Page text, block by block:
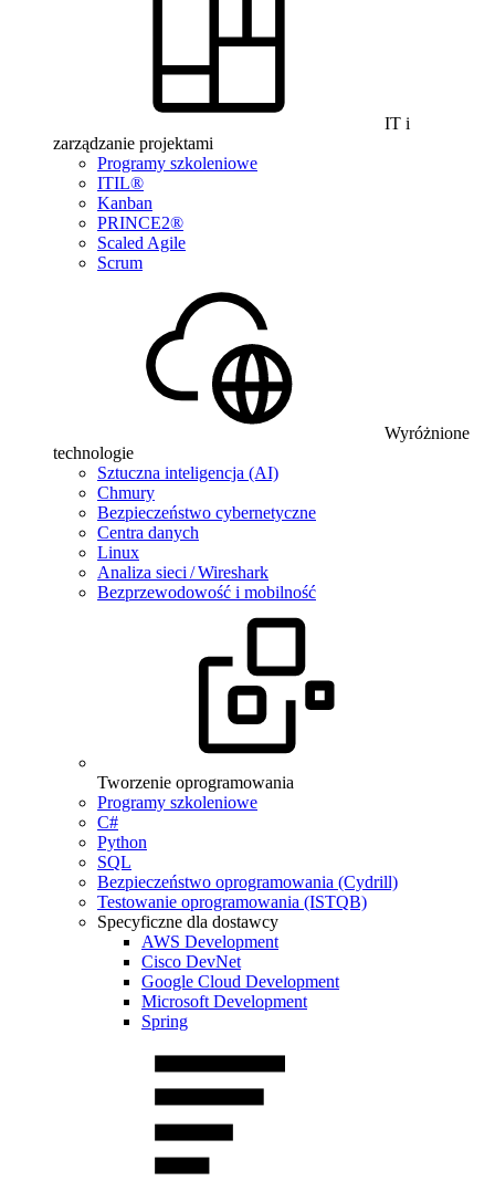
IT i
zarządzanie projektami
Programy szkoleniowe
ITIL®
Kanban
PRINCE2®
Scaled Agile
Scrum
Wyróżnione
technologie
Sztuczna inteligencja (AI)
Chmury
Bezpieczeństwo cybernetyczne
Centra danych
Linux
Analiza sieci / Wireshark
Bezprzewodowość i mobilność
Tworzenie oprogramowania
Programy szkoleniowe
C#
Python
SQL
Bezpieczeństwo oprogramowania (Cydrill)
Testowanie oprogramowania (ISTQB)
Specyficzne dla dostawcy
AWS Development
Cisco DevNet
Google Cloud Development
Microsoft Development
Spring